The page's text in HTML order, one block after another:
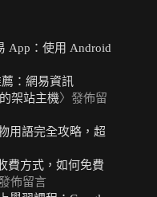
App：使用 Android
：網易資訊
架站主機〉發佈留
用語完全攻略，超
費方式，如何免費
佈留言